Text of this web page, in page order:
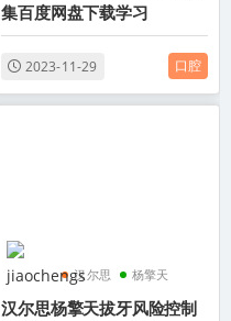
集百度网盘下载学习
2023-11-29 口腔
汉尔思 杨擎天
拔牙风险控制
汉尔思杨擎天拔牙风险控制